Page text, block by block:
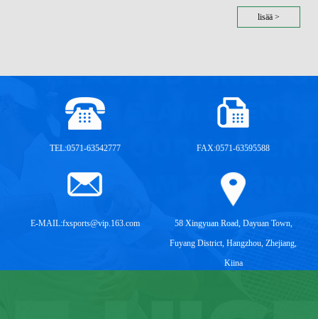
lisää >
TEL:0571-63542777 FAX:0571-63595588
E-MAIL:fxsports@vip.163.com
58 Xingyuan Road, Dayuan Town,
Fuyang District, Hangzhou, Zhejiang,
Kiina